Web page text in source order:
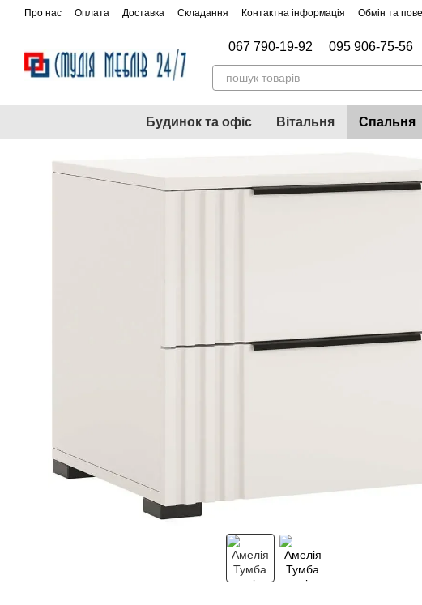
Перейти до основного контенту
Про нас Оплата Доставка Складання Контактна інформація Обмін та
067 790-19-92 095 906-75-56
Будинок та офіс Вітальня Спальня